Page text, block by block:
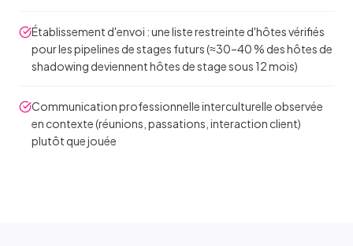
Établissement d'envoi : une liste restreinte d'hôtes vérifiés
pour les pipelines de stages futurs (≈30–40 % des hôtes de
shadowing deviennent hôtes de stage sous 12 mois)
Communication professionnelle interculturelle observée
en contexte (réunions, passations, interaction client)
plutôt que jouée